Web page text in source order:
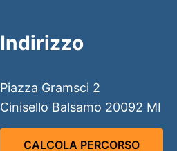
Indirizzo
Piazza Gramsci 2
Cinisello Balsamo 20092 MI
CALCOLA PERCORSO